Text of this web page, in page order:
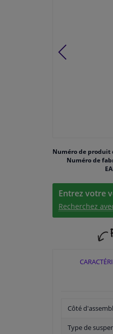
Numéro de produit
Numéro de
Entrez votre
Recherchez
Côté
Type de